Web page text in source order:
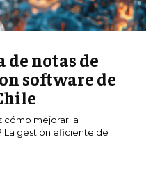
de notas de
software de
cómo mejorar la
La gestión eficiente de